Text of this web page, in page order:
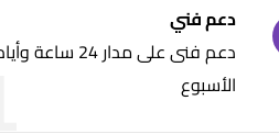
دعم فني
دعم فنى على مدار 24 ساعة
الأسبوع